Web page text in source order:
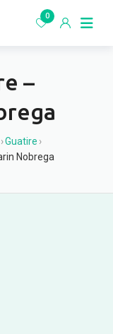
0
–
›Guatire ›
Nobrega